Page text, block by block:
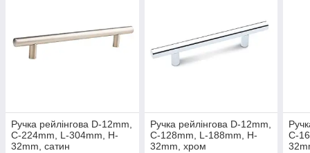
Ручка рейлінгова D-12mm,
C-224mm, L-304mm, H-
32mm, сатин
Ручка рейлінгова D-12mm,
C-128mm, L-188mm, H-
32mm, хром
C-